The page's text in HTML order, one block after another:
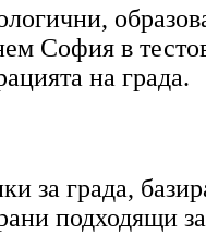
София в
на града.
за града,
подходящи